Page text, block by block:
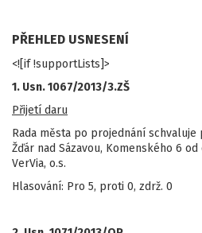
PŘEHLED USNESENÍ
<![if !supportLists]>
1. Usn. 1067/2013/3.ZŠ
Přijetí daru
Rada města po projednání
Žďár nad Sázavou, Komenského 6
VerVia, o.s.
Hlasování: Pro 5, proti 0, zdrž. 0